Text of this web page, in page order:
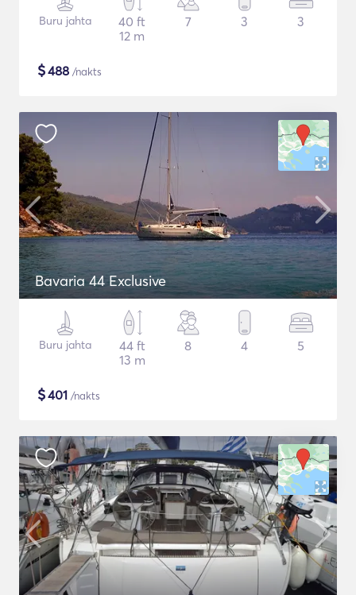
Buru jahta
40 ft
12 m
7 3 3
$488 /nakts
Bavaria 44 Exclusive
Buru jahta
44 ft
13 m
8 4 5
$401 /nakts